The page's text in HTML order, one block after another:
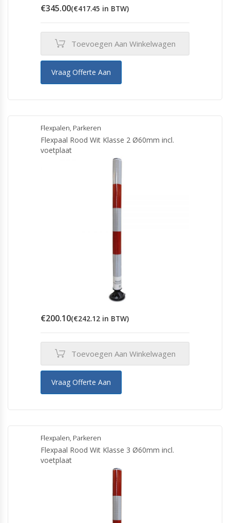
€345.00(€417.45 in BTW)
Toevoegen Aan Winkelwagen
Vraag Offerte Aan
Flexpalen, Parkeren
Flexpaal Rood Wit Klasse 2 Ø60mm incl.
voetplaat
€200.10(€242.12 in BTW)
Toevoegen Aan Winkelwagen
Vraag Offerte Aan
Flexpalen, Parkeren
Flexpaal Rood Wit Klasse 3 Ø60mm incl.
voetplaat